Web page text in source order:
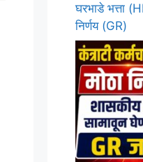
घरभाडे भत्ता
निर्णय (GR)